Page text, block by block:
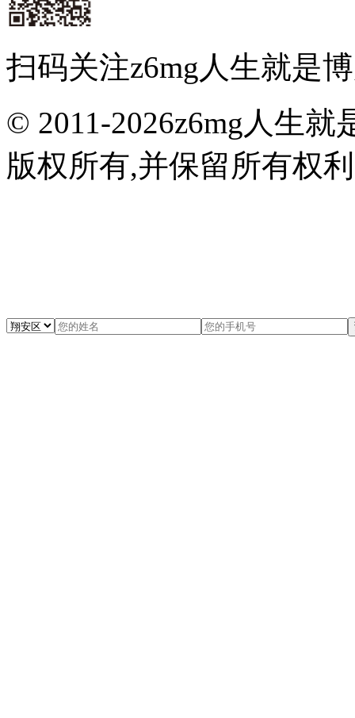
扫码关注z6mg人生就是
© 2011-2026z6mg人生
版权所有,并保留所有权